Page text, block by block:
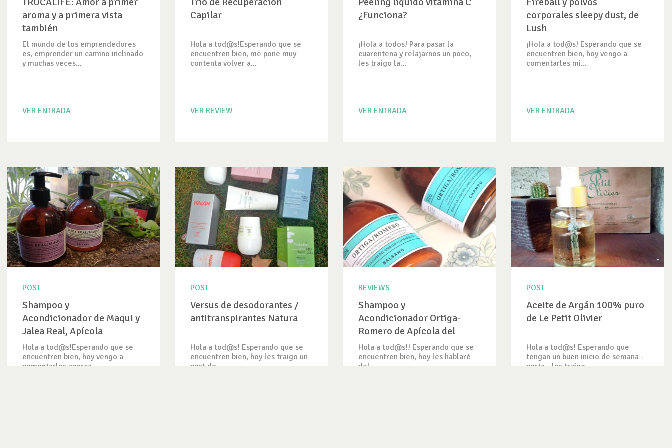
aroma y a primera vista
también
El mundo de los emprendedores
es, emprender un camino inclinado
y muchas veces...
VER ENTRADA
Capilar
Hola a tod@s!Esperando que se
encuentren bien, me pone muy
contenta volver a...
VER REVIEW
¿Funciona?
¡Hola a todos! Para pasar la
cuarentena y relajarnos un poco,
les traigo la...
VER ENTRADA
corporales sleepy dust, de
Lush
¡Hola a tod@s! Esperando que se
encuentren bien, hoy vengo a
comentarles mi...
VER ENTRADA
POST
Shampoo y
Acondicionador de Maqui y
Jalea Real, Apícola
Hola a tod@s!Esperando que se
encuentren bien, hoy vengo a
comentarles acerca...
POST
Versus de desodorantes /
antitranspirantes Natura
Hola a tod@s! Esperando que se
encuentren bien, hoy les traigo un
post de...
REVIEWS
Shampoo y
Acondicionador Ortiga-
Romero de Apícola del
Alba
Hola a tod@s!! Esperando que se
encuentren bien, hoy les hablaré
del...
POST
Aceite de Argán 100% puro
de Le Petit Olivier
Hola a tod@s! Esperando que
tengan un buen inicio de semana -
corta-, les traigo...